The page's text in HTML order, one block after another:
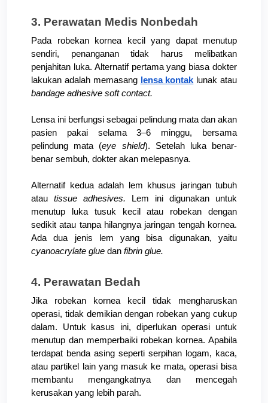
3. Perawatan Medis Nonbedah
Pada robekan kornea kecil yang dapat menutup
sendiri, penanganan tidak harus melibatkan
penjahitan luka. Alternatif pertama yang biasa dokter
lakukan adalah memasang lensa kontak
bandage adhesive soft contact.
Lensa ini berfungsi sebagai pelindung mata dan akan
pasien pakai selama 3–6 minggu, bersama
pelindung mata (eye shield). Setelah luka benar-
benar sembuh, dokter akan melepasnya.
Alternatif kedua adalah lem khusus jaringan tubuh
atau tissue adhesives.
Lem ini digunakan untuk
menutup luka tusuk kecil atau robekan dengan
sedikit atau tanpa hilangnya jaringan tengah kornea.
cyanoacrylate glue dan fibrin glue.
4. Perawatan Bedah
Jika robekan kornea kecil tidak mengharuskan
operasi, tidak demikian dengan robekan yang cukup
dalam. Untuk kasus ini, diperlukan operasi untuk
menutup dan memperbaiki robekan kornea. Apabila
terdapat benda asing seperti serpihan logam, kaca,
atau partikel lain yang masuk ke mata, operasi bisa
membantu mengangkatnya dan mencegah
kerusakan yang lebih parah.